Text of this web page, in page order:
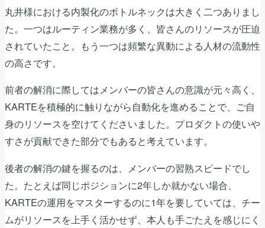
丸井様における内製化のボトルネックは大きく二つありまし
た。一つはルーティン業務が多く、皆さんのリソースが圧迫
されていたこと。もう一つは頻繁な異動による人材の流動性
の高さです。
前者の解消に際してはメンバーの皆さんの意識が元々高く、
KARTEを積極的に触りながら自動化を進めることで、ご自
身のリソースを空けてくださいました。プロダクトの使いや
すさが貢献できた部分でもあると考えています。
後者の解消の鍵を握るのは、メンバーの習熟スピードでし
た。たとえば同じポジションに2年しか就かない場合、
KARTEの運用をマスターするのに1年を要していては、チー
ムがリソースを上手く活かせず、本人も手ごたえを感じにく